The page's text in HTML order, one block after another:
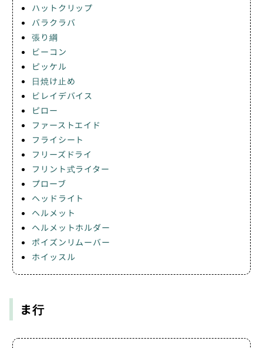
ハットクリップ
バラクラバ
張り綱
ビーコン
ピッケル
日焼け止め
ビレイデバイス
ピロー
ファーストエイド
フライシート
フリーズドライ
フリント式ライター
プローブ
ヘッドライト
ヘルメット
ヘルメットホルダー
ポイズンリムーバー
ホイッスル
ま行